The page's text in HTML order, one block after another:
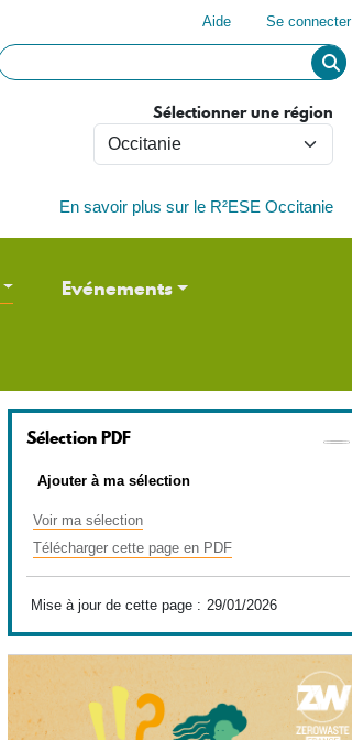
Aide Se connecter
Sélectionner une région
En savoir plus sur le R²ESE Occitanie
Evénements
Sélection PDF
Ajouter à ma sélection
Voir ma sélection
Télécharger cette page en PDF
Mise à jour de cette page : 29/01/2026